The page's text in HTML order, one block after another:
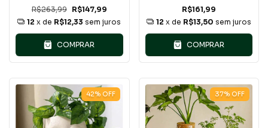
R$263,99
R$147,99
12 x de R$12,33 sem juros
COMPRAR
R$161,99
12 x de R$13,50 sem juros
COMPRAR
42% OFF 37% OFF